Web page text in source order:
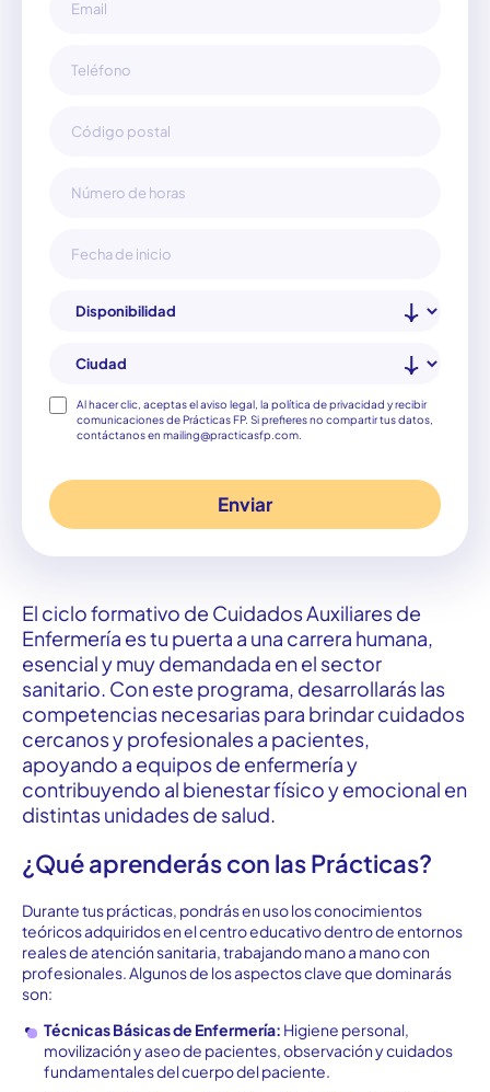
Consentimiento
Al hacer clic, aceptas el aviso legal, la política de privacidad y recibir
comunicaciones de Prácticas FP. Si prefieres no compartir tus datos,
contáctanos en mailing@practicasfp.com.
El cicloformativo de CuidadosAuxiliaresde
Enfermería estu puerta a una carrera humana,
esencialymuydemandada enel sector
sanitario. Coneste programa, desarrollaráslas
competenciasnecesariaspara brindarcuidados
cercanosyprofesionalesa pacientes,
apoyando a equiposde enfermeríay
contribuyendo al bienestarfísicoyemocional en
distintasunidadesde salud.
¿Qué aprenderás con las Prácticas?
Durante tus prácticas, pondrás en uso los conocimientos
teóricos adquiridos en el centro educativo dentro de entornos
reales de atención sanitaria, trabajando mano a mano con
profesionales. Algunos de los aspectos clave que dominarás
son:
Técnicas Básicas de Enfermería: Higiene personal,
movilización y aseo de pacientes, observación y cuidados
fundamentales del cuerpo del paciente.